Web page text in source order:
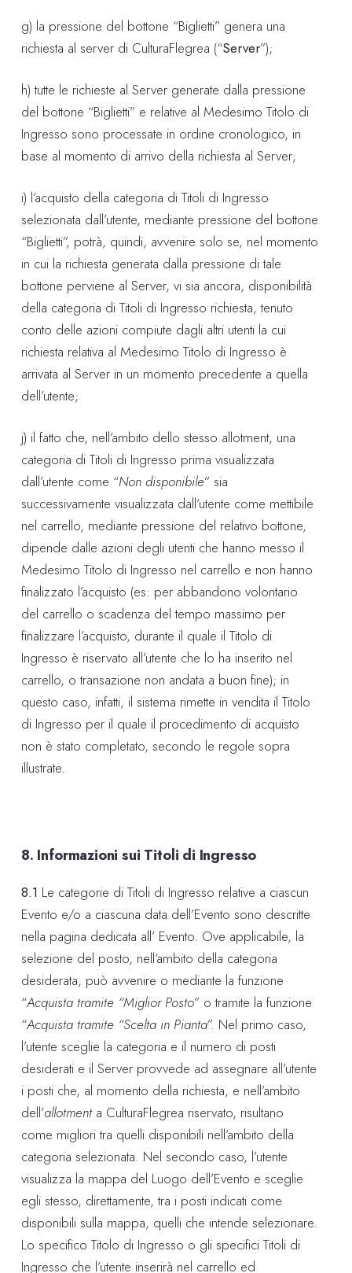
g) la pressione del bottone “Biglietti” genera una
richiesta al server di CulturaFlegrea (“Server”);
h) tutte le richieste al Server generate dalla pressione
del bottone “Biglietti” e relative al Medesimo Titolo di
Ingresso sono processate in ordine cronologico, in
base al momento di arrivo della richiesta al Server;
i) l’acquisto della categoria di Titoli di Ingresso
selezionata dall’utente, mediante pressione del bottone
“Biglietti”, potrà, quindi, avvenire solo se, nel momento
in cui la richiesta generata dalla pressione di tale
bottone perviene al Server, vi sia ancora, disponibilità
della categoria di Titoli di Ingresso richiesta, tenuto
conto delle azioni compiute dagli altri utenti la cui
richiesta relativa al Medesimo Titolo di Ingresso è
arrivata al Server in un momento precedente a quella
dell’utente;
j) il fatto che, nell’ambito dello stesso allotment, una
categoria di Titoli di Ingresso prima visualizzata
dall’utente come “Non disponibile” sia
successivamente visualizzata dall’utente come mettibile
nel carrello, mediante pressione del relativo bottone,
dipende dalle azioni degli utenti che hanno messo il
Medesimo Titolo di Ingresso nel carrello e non hanno
finalizzato l’acquisto (es: per abbandono volontario
del carrello o scadenza del tempo massimo per
finalizzare l’acquisto, durante il quale il Titolo di
Ingresso è riservato all’utente che lo ha inserito nel
carrello, o transazione non andata a buon fine); in
questo caso, infatti, il sistema rimette in vendita il Titolo
di Ingresso per il quale il procedimento di acquisto
non è stato completato, secondo le regole sopra
illustrate.
8. Informazioni sui Titoli di Ingresso
8.1 Le categorie di Titoli di Ingresso relative a ciascun
Evento e/o a ciascuna data dell’Evento sono descritte
nella pagina dedicata all’ Evento. Ove applicabile, la
selezione del posto, nell’ambito della categoria
desiderata, può avvenire o mediante la funzione
“Acquista tramite “Miglior Posto” o tramite la funzione
“Acquista tramite “Scelta in Pianta”. Nel primo caso,
l’utente sceglie la categoria e il numero di posti
desiderati e il Server provvede ad assegnare all’utente
i posti che, al momento della richiesta, e nell’ambito
dell’allotmenta CulturaFlegrea riservato, risultano
come migliori tra quelli disponibili nell’ambito della
categoria selezionata. Nel secondo caso, l’utente
visualizza la mappa del Luogo dell’Evento e sceglie
egli stesso, direttamente, tra i posti indicati come
disponibili sulla mappa, quelli che intende selezionare.
Lo specifico Titolo di Ingresso o gli specifici Titoli di
Ingresso che l’utente inserirà nel carrello ed